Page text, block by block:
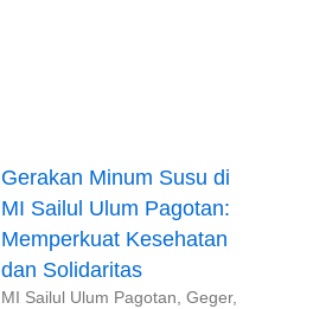
Gerakan Minum Susu di
MI Sailul Ulum Pagotan:
Memperkuat Kesehatan
dan Solidaritas
MI Sailul Ulum Pagotan, Geger,